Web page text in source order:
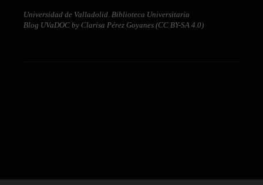
Universidad de Valladolid. Biblioteca Universitaria
Blog UVaDOC by Clarisa Pérez Goyanes (CC BY-SA 4.0)